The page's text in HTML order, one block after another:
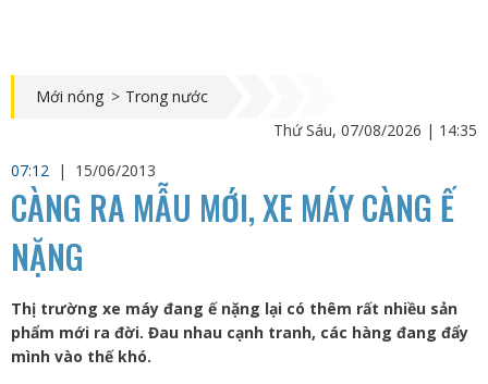
Mới nóng > Trong nước
Thứ Sáu, 07/08/2026 | 14:35
07:12 | 15/06/2013
CÀNG RA MẪU MỚI, XE MÁY CÀNG Ế
NẶNG
Thị trường xe máy đang ế nặng lại có thêm rất nhiều sản
phẩm mới ra đời. Đau nhau cạnh tranh, các hàng đang đẩy
mình vào thế khó.